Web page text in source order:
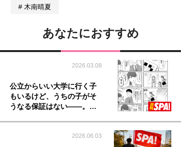
木南晴夏
あなたにおすすめ
2026.03.08
公立からいい大学に行く子
もいるけど、うちの子がそ
うなる保証はない――。…
2026.06.03